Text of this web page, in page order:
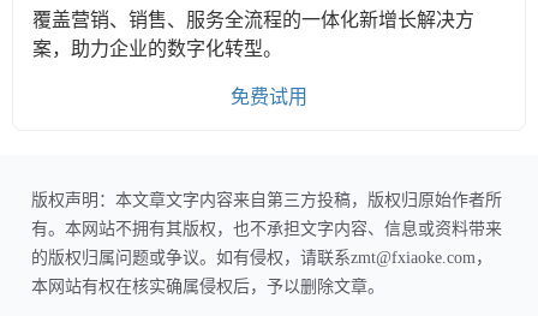
覆盖营销、销售、服务全流程的一体化新增长解决方
案，助力企业的数字化转型。
免费试用
版权声明：本文章文字内容来自第三方投稿，版权归原始作者所
有。本网站不拥有其版权，也不承担文字内容、信息或资料带来
的版权归属问题或争议。如有侵权，请联系zmt@fxiaoke.com，
本网站有权在核实确属侵权后，予以删除文章。